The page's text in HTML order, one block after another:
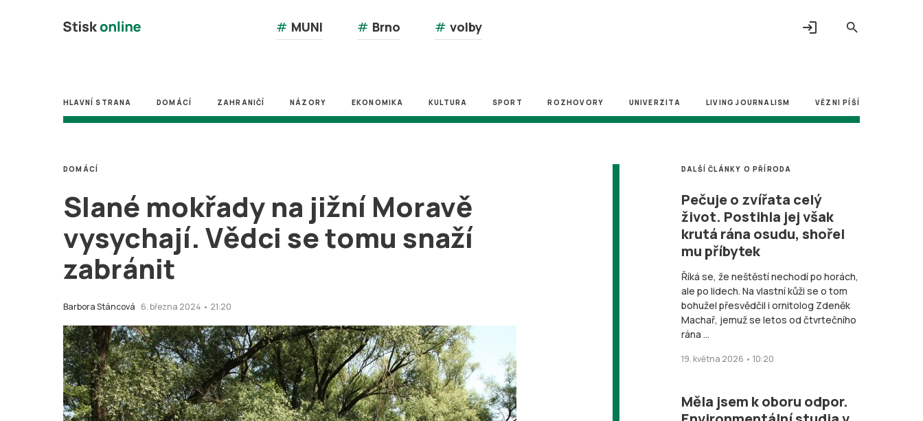
search
# MUNI # Brno # volby login
HLAVNÍ STRANA DOMÁCÍ ZAHRANIČÍ NÁZORY EKONOMIKA KULTURA SPORT ROZHOVORY UNIVERZITA LIVING JOURNALISM VĚZNI PÍŠÍ
Slané mokřady na jižní Moravě
vysychají. Vědci se tomu snaží
zabránit
Barbora Stáncová 6. března 2024 • 21:20
DOMÁCÍ DALŠÍ ČLÁNKY O PŘÍRODA
Pečuje o zvířata celý
život. Postihla jej však
krutá rána osudu, shořel
mu příbytek
Říká se, že neštěstí nechodí po horách,
ale po lidech. Na vlastní kůži se o tom
bohužel přesvědčil i ornitolog Zdeněk
Machař, jemuž se letos od čtvrtečního
rána ...
19. května 2026 • 10:20
Měla jsem k oboru odpor.